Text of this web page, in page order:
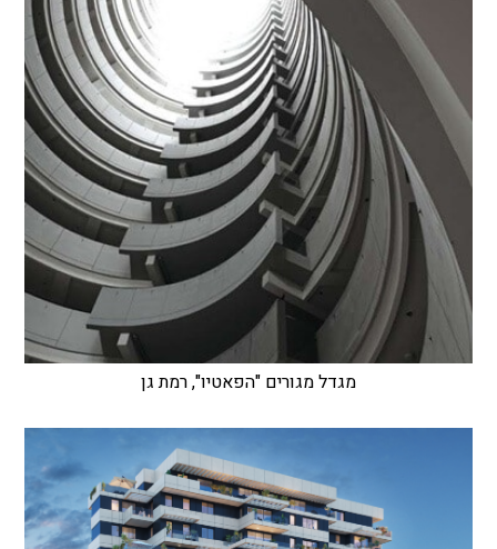
מגדל מגורים "הפאטיו", רמת גן